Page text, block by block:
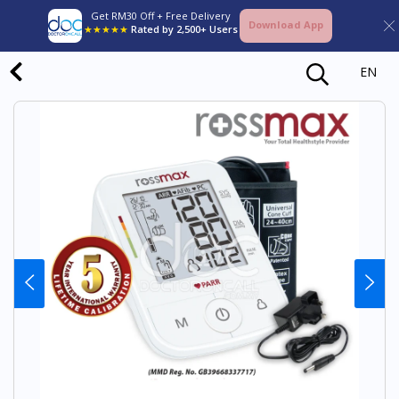
Get RM30 Off + Free Delivery
★★★★★ Rated by 2,500+ Users Download App
EN